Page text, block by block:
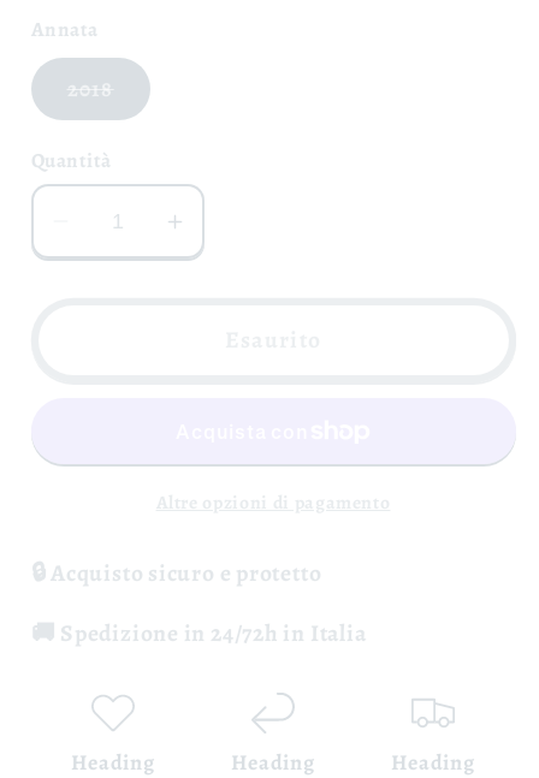
Annata
2018 Variante
esaurita
Quantità
Diminuisci
quantità
Primo&quot;
Azienda:
VentitréFilari
Aumenta
quantità
Primo&quot;
VentitréFilari
🔒 Acquisto sicuro e protetto
🚚 Spedizione in 24/72h in Italia
Heading Heading Heading